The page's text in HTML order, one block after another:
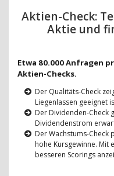
Aktien-Check:
Aktie und
Etwa 80.000 Anfragen
Aktien-Checks.
Der Qualitäts-Check
Liegenlassen geeignet
Der Dividenden-Check
Dividendenstrom
Der Wachstums-
hohe Kursgewinne. Mit
besseren Scorings